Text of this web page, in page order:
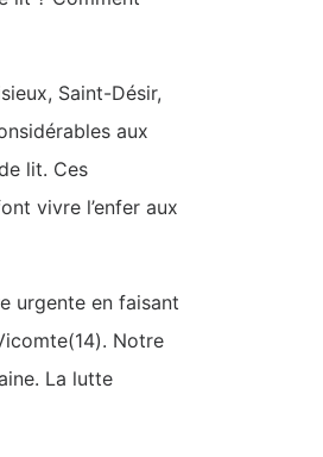
Saint-Désir,
aux
lit. Ces
vivre l’enfer aux
urgente en faisant
Notre
La lutte